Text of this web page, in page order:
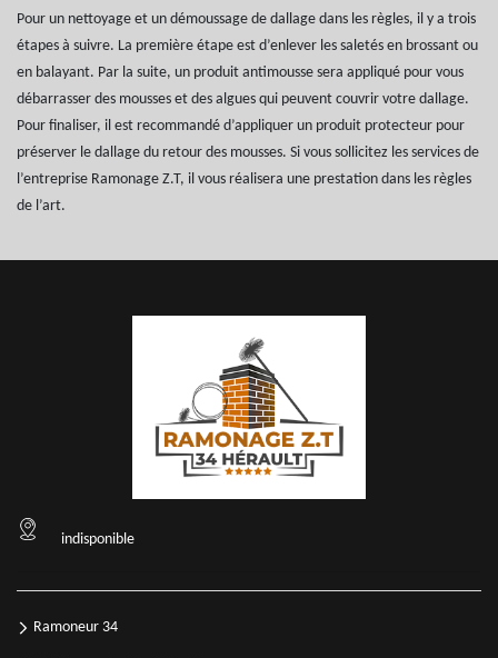
Pour un nettoyage et un démoussage de dallage dans les règles, il y a trois
étapes à suivre. La première étape est d’enlever les saletés en brossant ou
en balayant. Par la suite, un produit antimousse sera appliqué pour vous
débarrasser des mousses et des algues qui peuvent couvrir votre dallage.
Pour finaliser, il est recommandé d’appliquer un produit protecteur pour
préserver le dallage du retour des mousses. Si vous sollicitez les services de
l’entreprise Ramonage Z.T, il vous réalisera une prestation dans les règles
de l’art.
indisponible
Ramoneur 34